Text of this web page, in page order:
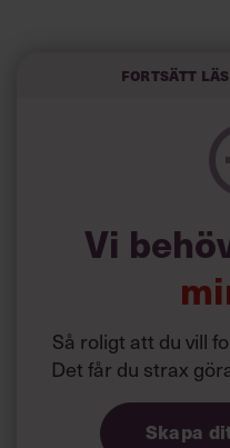
ska upphandlas till
En chef med höga ideal
person som försöker få
slogans,
konsult. Men bångstyriga
förvaltningen hotas till
ackompanjeras av
tillfällighet men ett
medlöperi och tidsandan
Fortsätt
Vi
Så roligt att du vill
Det får du strax
Skapa